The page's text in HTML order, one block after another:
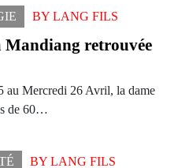
BY LANG FILS
retrouvée
au Mercredi 26 Avril, la dame
de 60…
BY LANG FILS